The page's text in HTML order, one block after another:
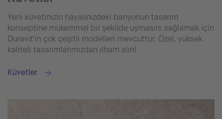
Yeni küvetinizin hayalinizdeki banyonun tasarım
konseptine mükemmel bir şekilde uymasını sağlamak için
Duravit'in çok çeşitli modelleri mevcuttur. Özel, yüksek
kaliteli tasarımlarımızdan ilham alın!
Küvetler